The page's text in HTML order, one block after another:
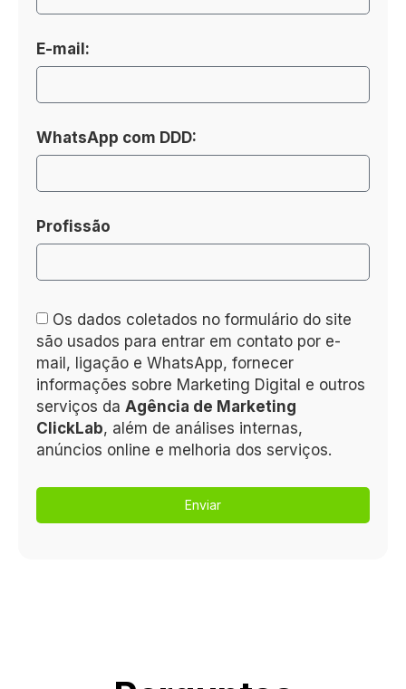
E-mail:
WhatsApp com DDD:
Profissão
Os dados coletados no formulário do site
são usados para entrar em contato por e-
mail, ligação e WhatsApp, fornecer
informações sobre Marketing Digital e outros
serviços da Agência de Marketing
ClickLab, além de análises internas,
anúncios online e melhoria dos serviços.
Enviar